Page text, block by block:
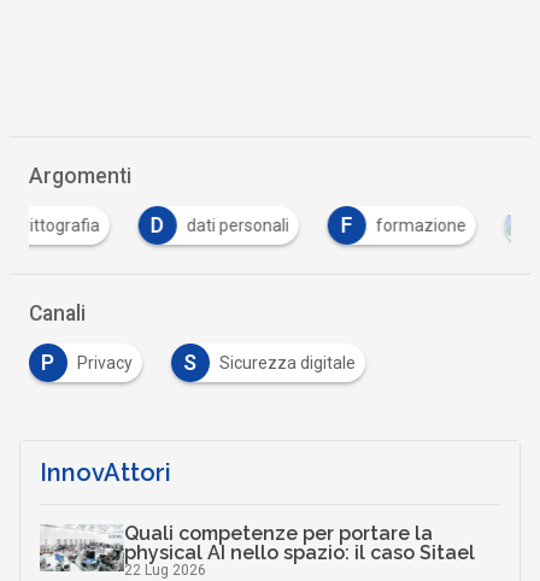
Argomenti
D dati personali F formazione PNRR
Canali
P Privacy S Sicurezza digitale
InnovAttori
Quali competenze per portare la
physical AI nello spazio: il caso Sitael
22 Lug 2026